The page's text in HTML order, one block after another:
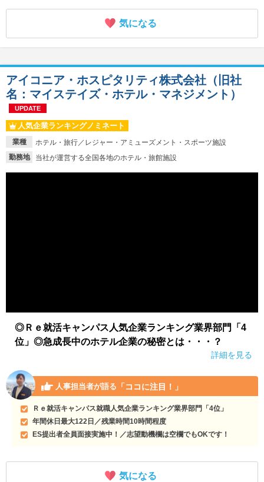
気になる
業種
ホテル・旅行／レジャー・アミューズメント・スポーツ施設
勤務地
当社が運営する全国各地のホテル・旅館施設
アイコニア・ホスピタリティ株式会社（旧社
名：マイステイズ・ホテル・マネジメント）
UPDATE
人気企業ランキングノミネート
◎Ｒｅ就活キャンパス人気企業ランキング業界部門「4
位」◎急成長中のホテル企業の秘密とは・・・？
詳細を見る
人事担当者が語る 「ココに注目！」
Ｒｅ就活キャンパス就職人気企業ランキング業界部門「4位」
年間休日最大122日／残業時間10時間程度
ES提出者全員面接実施中！／志望動機欄は空欄でもOKです！
気になる